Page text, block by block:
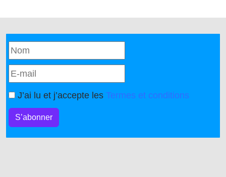
J’ai lu et j’accepte les Termes et conditions
S’abonner